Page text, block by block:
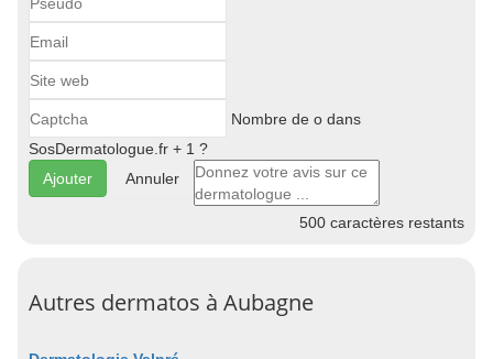
Nombre de o dans
SosDermatologue.fr + 1 ?
Annuler
500 caractères restants
Autres dermatos à Aubagne